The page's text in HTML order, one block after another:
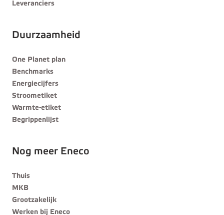
Leveranciers
Duurzaamheid
One Planet plan
Benchmarks
Energiecijfers
Stroometiket
Warmte-etiket
Begrippenlijst
Nog meer Eneco
Thuis
MKB
Grootzakelijk
Werken bij Eneco